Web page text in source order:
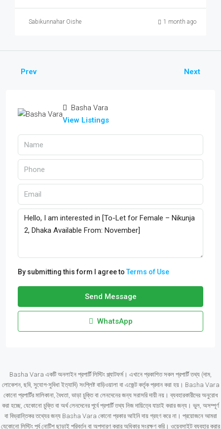
Sabikunnahar Oishe 1 month ago
Prev Next
Basha Vara
View Listings
By submitting this form I agree toTerms of Use
Send Message
WhatsApp
Basha Vara একটি অনলাইন প্রপার্টি লিস্টিং প্ল্যাটফর্ম। এখানে প্রকাশিত সকল প্রপার্টি তথ্য (দাম,
লোকেশন, ছবি, সুযোগ-সুবিধা ইত্যাদি) সংশ্লিষ্ট বাড়িওয়ালা বা এজেন্ট কর্তৃক প্রদান করা হয়। Basha Vara
কোনো প্রপার্টির মালিকানা, বৈধতা, ভাড়া চুক্তি বা লেনদেনের জন্য সরাসরি দায়ী নয়। ব্যবহারকারীদের অনুরোধ
করা হচ্ছে, যেকোনো চুক্তি বা অর্থ লেনদেনের পূর্বে প্রপার্টি তথ্য নিজ দায়িত্বে যাচাই করার জন্য। ভুল, অসম্পূর্ণ
বা বিভ্রান্তিকর তথ্যের জন্য Basha Vara কোনো প্রকার আইনি দায় গ্রহণ করে না। প্রয়োজনে আমরা
যেকোনো লিস্টিং পূর্ব নোটিশ ছাড়াই পরিবর্তন বা অপসারণ করার অধিকার সংরক্ষণ করি। ওয়েবসাইট ব্যবহার করার